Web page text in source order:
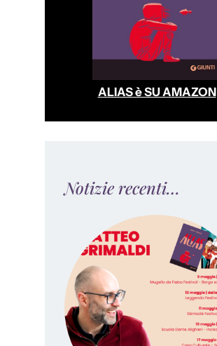
ALIAS è SU AMAZON
Notizie recenti…